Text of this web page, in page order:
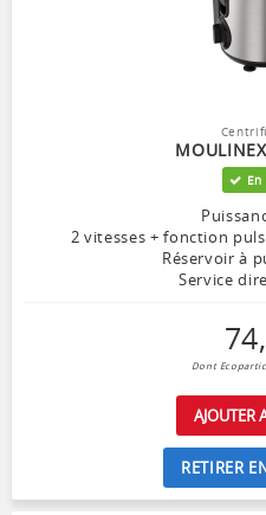
2 vitesses + fonction
Réservoir à
Service
74,
Dont
AJOUTER
RETIRER